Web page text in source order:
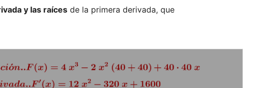
y las raíces de la primera derivada, que